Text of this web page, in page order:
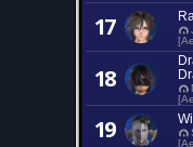
17
18
19